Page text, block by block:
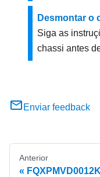
Desmontar o
Siga as
chassi antes
Enviar feedback
Anterior